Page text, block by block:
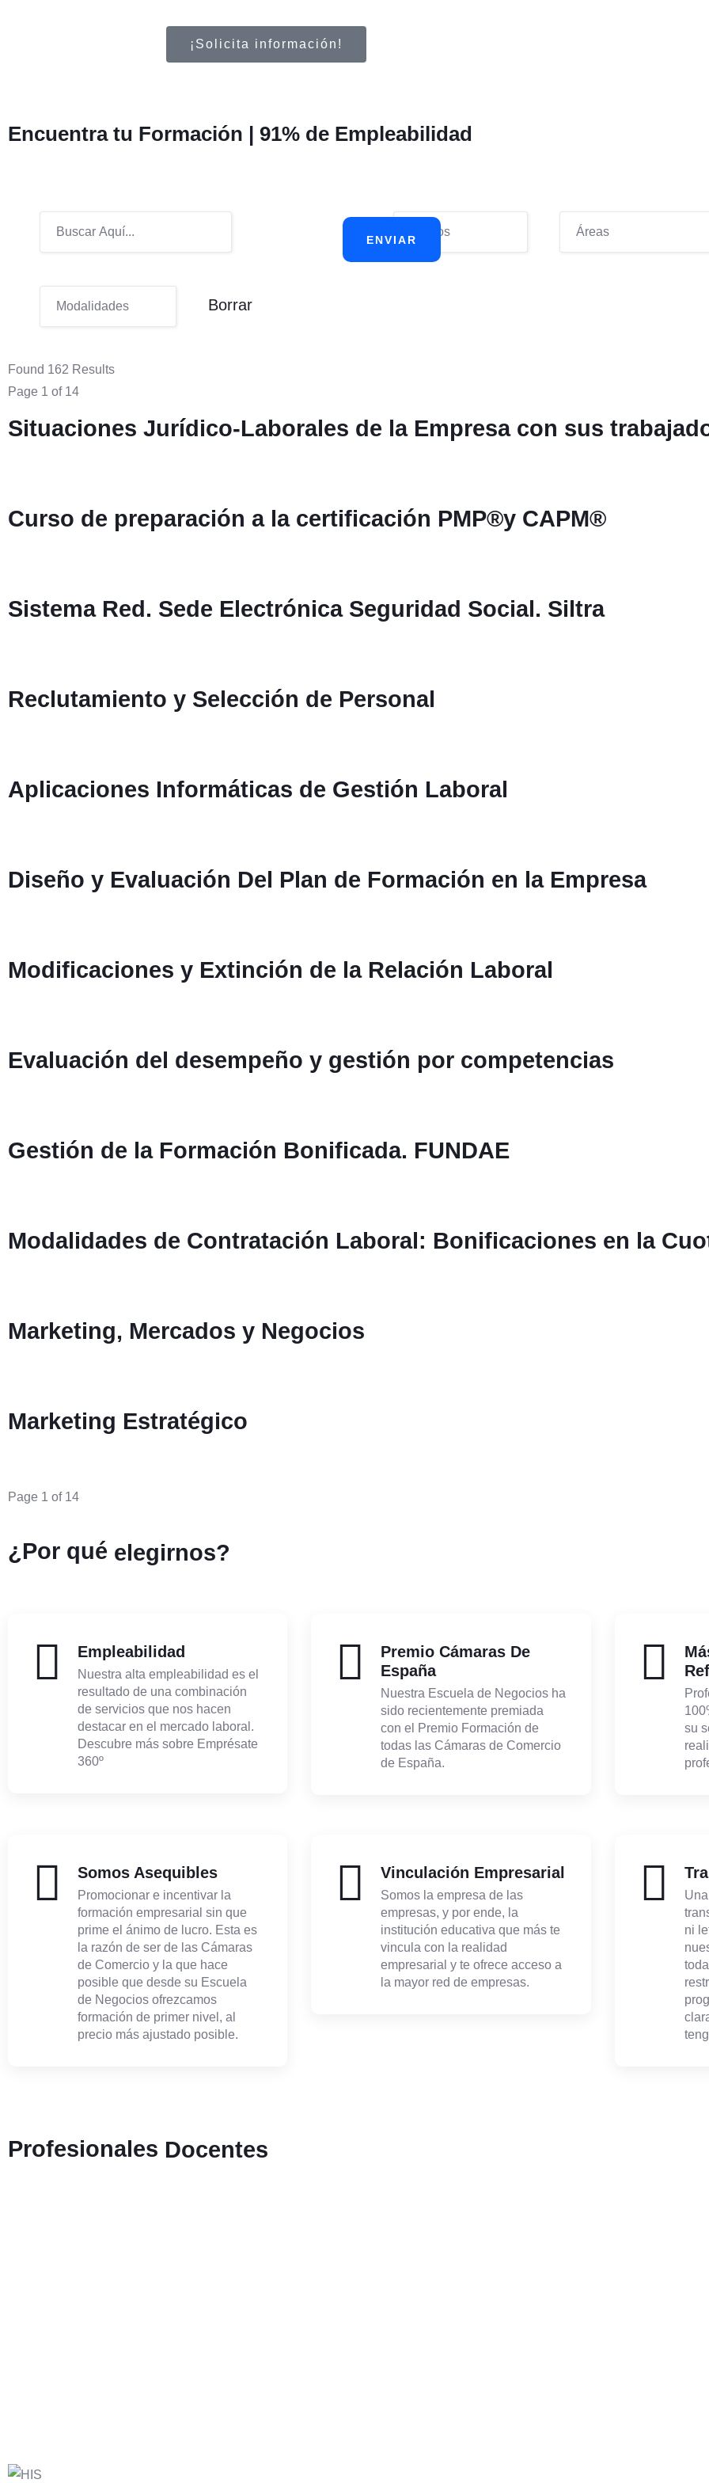
¡Solicita información!
Encuentra tu Formación | 91% de Empleabilidad
Borrar
Found 162 Results
Page 1 of 14
Situaciones Jurídico-Laborales de la Empresa con sus
Curso de preparación a la certificación PMP®y CAPM®
Sistema Red. Sede Electrónica Seguridad Social. Siltra
Reclutamiento y Selección de Personal
Aplicaciones Informáticas de Gestión Laboral
Diseño y Evaluación Del Plan de Formación en la Empresa
Modificaciones y Extinción de la Relación Laboral
Evaluación del desempeño y gestión por competencias
Gestión de la Formación Bonificada. FUNDAE
Modalidades de Contratación Laboral: Bonificaciones en la
Marketing, Mercados y Negocios
Marketing Estratégico
Page 1 of 14
¿Por qué elegirnos?
Empleabilidad
Nuestra alta empleabilidad es el
resultado de una combinación
de servicios que nos hacen
destacar en el mercado laboral.
Descubre más sobre Emprésate
360º
Premio Cámaras De
España
Nuestra Escuela de Negocios ha
sido recientemente premiada
con el Premio Formación de
todas las Cámaras de Comercio
de España.
su
Somos Asequibles
Promocionar e incentivar la
formación empresarial sin que
prime el ánimo de lucro. Esta es
la razón de ser de las Cámaras
de Comercio y la que hace
posible que desde su Escuela
de Negocios ofrezcamos
formación de primer nivel, al
precio más ajustado posible.
Vinculación Empresarial
Somos la empresa de las
empresas, y por ende, la
institución educativa que más te
vincula con la realidad
empresarial y te ofrece acceso a
la mayor red de empresas.
ni
Profesionales Docentes